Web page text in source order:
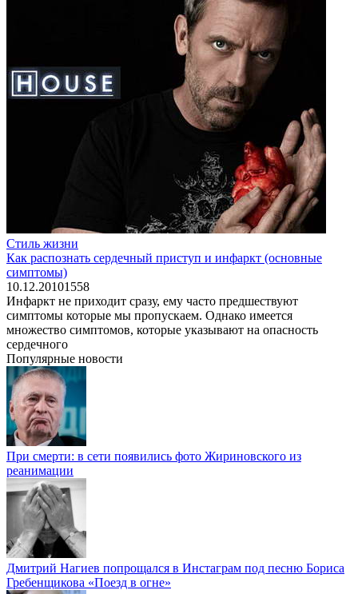
Стиль жизни
Как распознать сердечный приступ и инфаркт (основные
симптомы)
10.12.20101 558
Инфаркт не приходит сразу, ему часто предшествуют
симптомы которые мы пропускаем. Однако имеется
множество симптомов, которые указывают на опасность
сердечного
Популярные новости
При смерти: в сети появились фото Жириновского из
реанимации
Дмитрий Нагиев попрощался в Инстаграм под песню Бориса
Гребенщикова «Поезд в огне»